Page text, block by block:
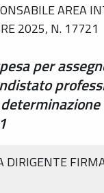
AREA
2025, N. 17721
per
DIRIGENTE